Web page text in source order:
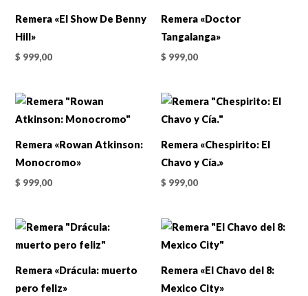
Remera «El Show De Benny
Hill»
$ 999,00
Remera «Doctor
Tangalanga»
$ 999,00
Remera «Rowan Atkinson:
Monocromo»
$ 999,00
Remera «Chespirito: El
Chavo y Cía.»
$ 999,00
Remera «Drácula: muerto
pero feliz»
Remera «El Chavo del 8:
Mexico City»